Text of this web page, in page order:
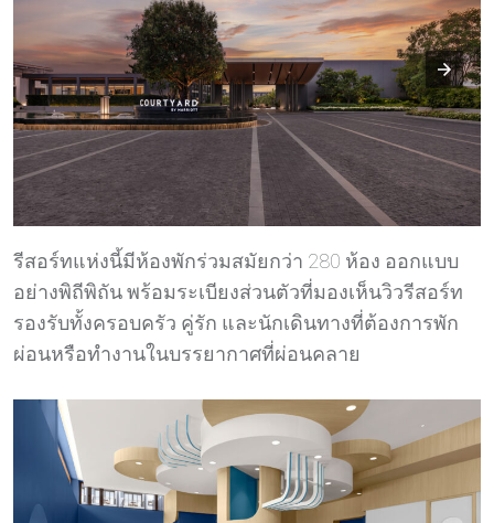
รีสอร์ทแห่งนี้มีห้องพักร่วมสมัยกว่า 280 ห้อง ออกแบบ
อย่างพิถีพิถัน พร้อมระเบียงส่วนตัวที่มองเห็นวิวรีสอร์ท
รองรับทั้งครอบครัว คู่รัก และนักเดินทางที่ต้องการพัก
ผ่อนหรือทำงานในบรรยากาศที่ผ่อนคลาย